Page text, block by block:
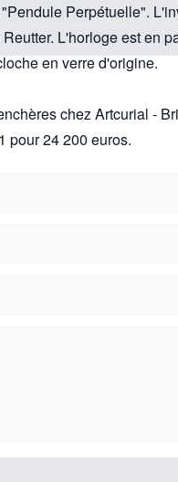
Perpétuelle".
L'horloge est en
en verre d'origine.
chez Artcurial -
pour 24 200 euros.